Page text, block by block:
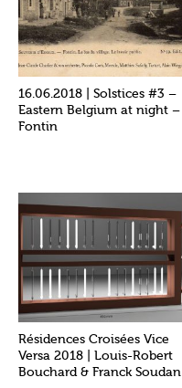
16.06.2018 | Solstices #3 –
Eastern Belgium at night –
Fontin
Résidences Croisées Vice
Versa 2018 | Louis-Robert
Bouchard & Franck Soudan